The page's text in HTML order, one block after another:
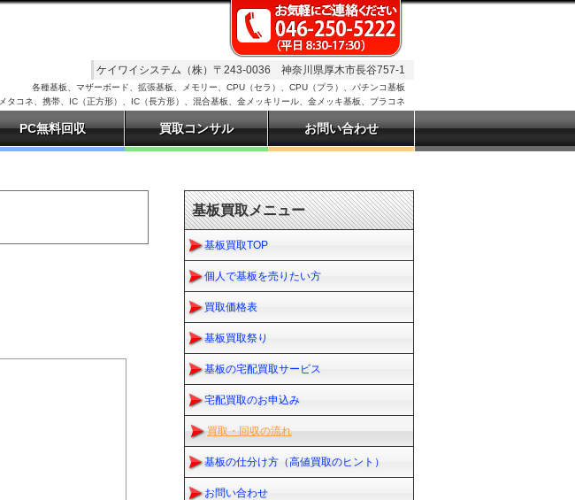
基板買取メニュー
基板買取TOP
個人で基板を売りたい方
買取価格表
基板買取祭り
基板の宅配買取サービス
宅配買取のお申込み
買取・回収の流れ
基板の仕分け方（高値買取のヒント）
お問い合わせ
各種基板、マザーボード、拡張基板、メモリー、CPU（セラ）、CPU（プラ）、パチンコ基板
メタコネ、携帯、IC（正方形）、IC（長方形）、混合基板、金メッキリール、金メッキ基板、プラコネ
ケイワイシステム（株）〒243-0036 神奈川県厚木市長谷757-1
PC無料回収 買取コンサル お問い合わせ